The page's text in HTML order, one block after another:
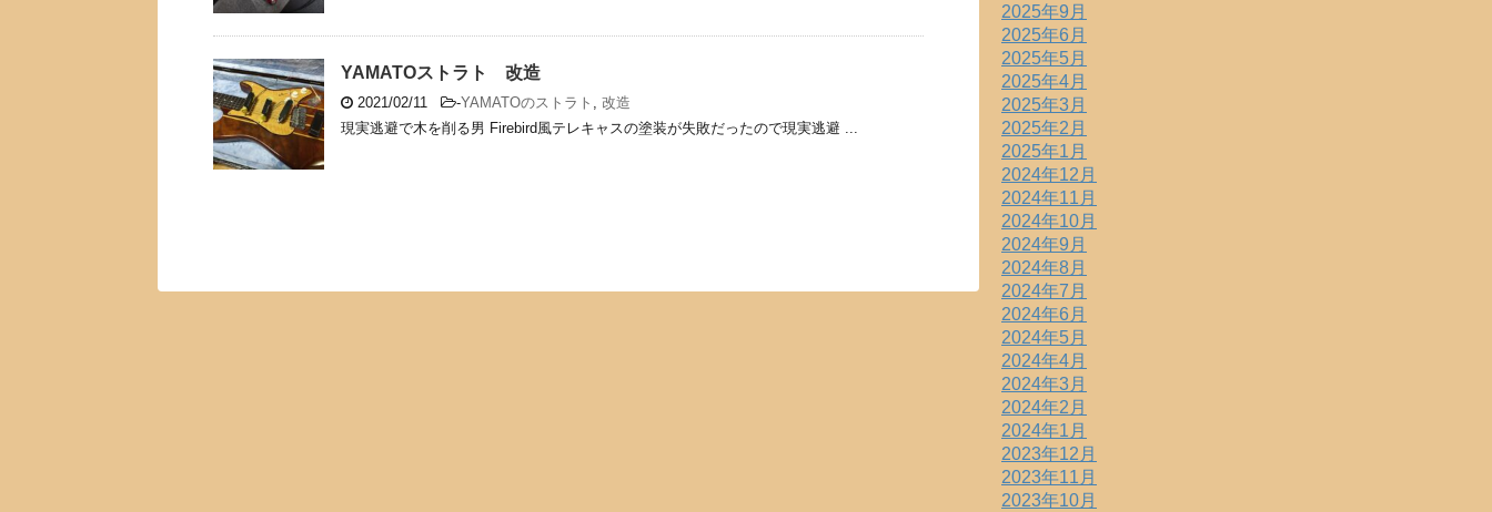
YAMATOストラト 改造
2021/02/11 -YAMATOのストラト , 改造
現実逃避で木を削る男 Firebird風テレキャスの塗装が失敗だったので現実逃避 ...
2025年9月
2025年6月
2025年5月
2025年4月
2025年3月
2025年2月
2025年1月
2024年12月
2024年11月
2024年10月
2024年9月
2024年8月
2024年7月
2024年6月
2024年5月
2024年4月
2024年3月
2024年2月
2024年1月
2023年12月
2023年11月
2023年10月